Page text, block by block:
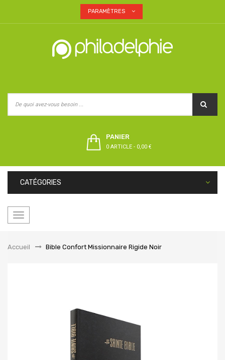
PARAMÈTRES
PANIER
0 ARTICLE - 0,00 €
CATÉGORIES
Basculer
Accueil
&gt;Bible Confort Missionnaire Rigide Noir